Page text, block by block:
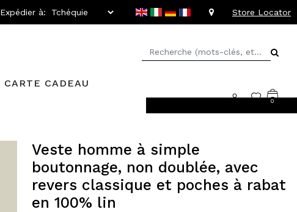
Expédier à: Store Locator
CARTE CADEAU
0
Veste homme à simple
boutonnage, non doublée, avec
revers classique et poches à rabat
en 100% lin